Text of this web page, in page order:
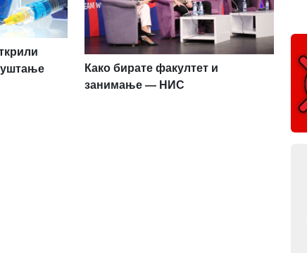
Како бирате факултет и
занимање — НИС